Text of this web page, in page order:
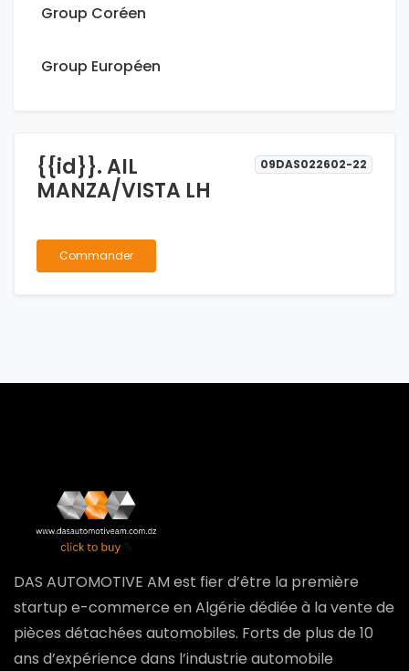
Group Coréen
Group Européen
{{id}}. AIL
MANZA/VISTA LH
09DAS022602-22
Commander
DAS AUTOMOTIVE AM est fier d’être la première
startup e-commerce en Algérie dédiée à la vente de
pièces détachées automobiles. Forts de plus de 10
ans d’expérience dans l’industrie automobile